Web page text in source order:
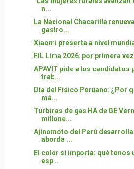
n...
La Nacional Chacarilla
gastro...
Xiaomi presenta a nivel
FIL Lima 2026: por primera
APAVIT pide a los candidatos
trab...
Día del Físico Peruano: ¿Por
má...
Turbinas de gas HA de GE
millone...
Ajinomoto del Perú
aborda ...
El color sí importa: qué tonos
esp...